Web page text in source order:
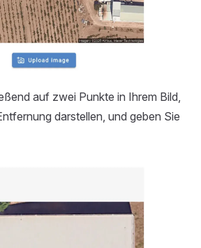
auf zwei Punkte in Ihrem Bild,
darstellen, und geben Sie